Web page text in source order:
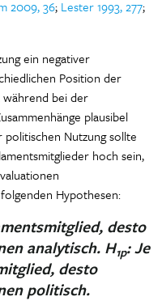
2009, 36; Lester 1993, 277;
ein negativer
Position der
während bei der
plausibel
Nutzung sollte
hoch sein,
Hypothesen:
desto
analytisch. H1p: Je
desto
politisch.